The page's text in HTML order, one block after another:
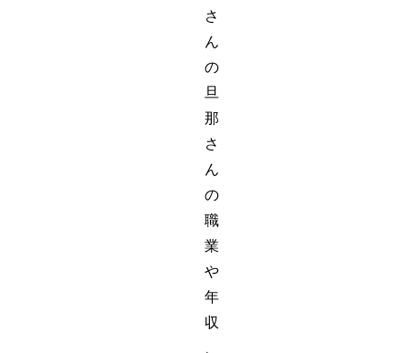
さ
ん
の
旦
那
さ
ん
の
職
業
や
年
収